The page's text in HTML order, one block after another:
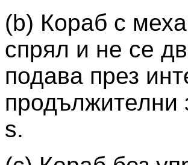
(b) Кораб с
спрял и не се
подава през
продължителни
s.